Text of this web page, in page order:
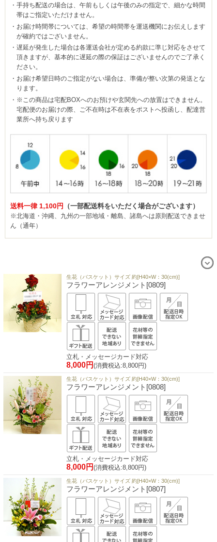
手持ち配送の場合は、午前もしくは午後のみの指定で、細かな時間
帯はご指定いただけません。
お届け時間帯については、希望の時間帯を運送機関にお伝えします
が確約ではございません。
遅延が発生した場合は各運送会社が定める約款に準じ対応をさせて
頂きますが、基本的に遅延の際の保証はございませんのでご了承く
ださい。
お届け希望日時のご指定がない場合は、準備が整い次第の発送とな
ります。
※この商品は宅配BOXへのお預けや玄関先への放置はできません。
宅配便のお届けの際、ご不在時は不在表をポストへ投函し、配達営
業所へ持ち戻ります
送料一律 1,100円 （一部配送料をいただく場合がございます）
※北海道・沖縄、九州の一部地域・離島、諸島へは原則配送できませ
ん（通年）
生花（バスケット）サイズ 約[H40×W：30(cm)]
フラワーアレンジメント[0809]
立札・メッセージカード対応
8,000円 (消費税込:8,800円)
生花（バスケット）サイズ 約[H40×W：30(cm)]
フラワーアレンジメント[0808]
立札・メッセージカード対応
8,000円 (消費税込:8,800円)
生花（バスケット）サイズ 約[H40×W：30(cm)]
フラワーアレンジメント[0807]